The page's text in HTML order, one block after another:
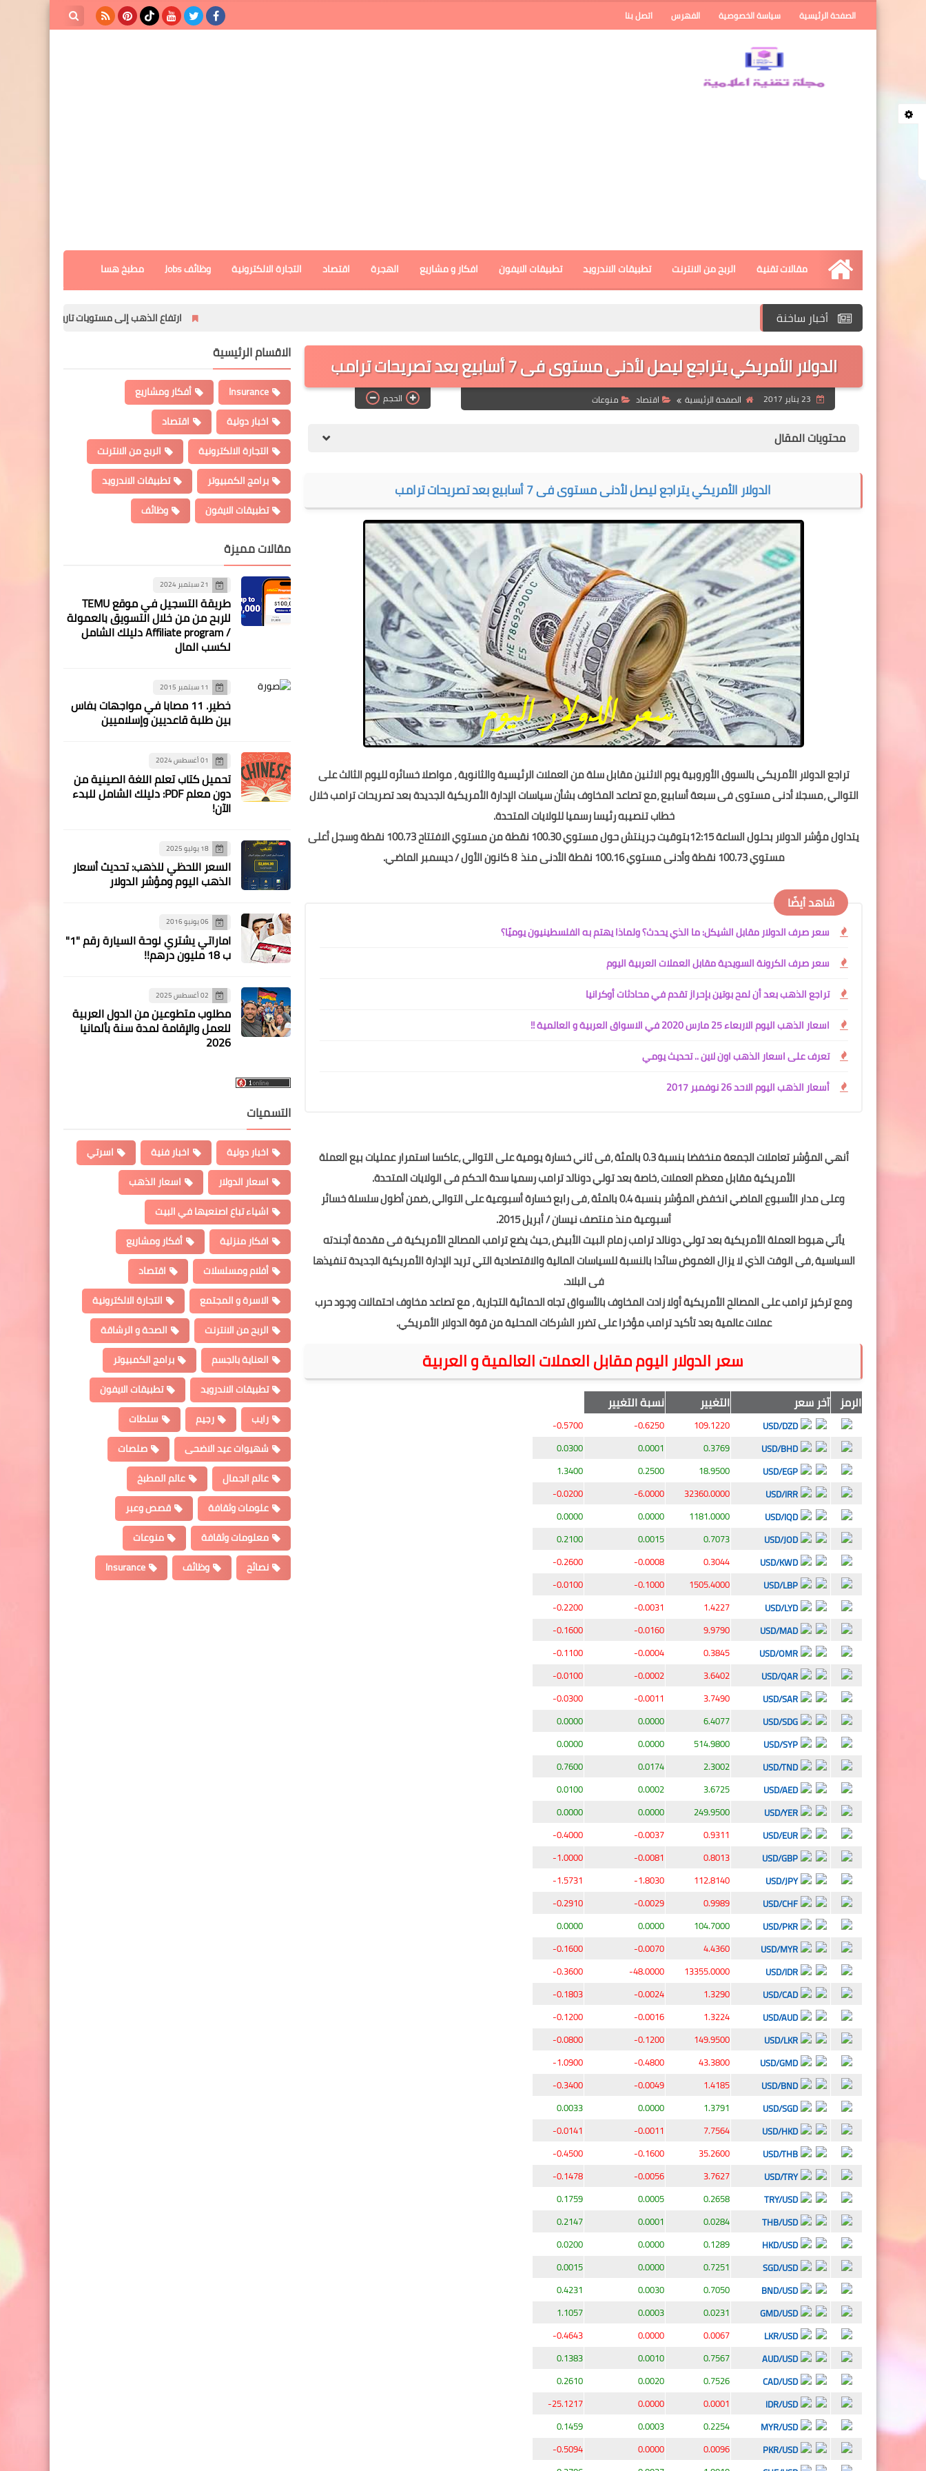
الصفحة الرئيسية سياسة الخصوصية الفهرس اتصل بنا
الرئيسية
مقالات تقنية الربح من الانترنت تطبيقات الاندرويد تطبيقات الايفون افكار و مشاريع الهجرة اقتصاد التجارة الالكترونية وظائف Jobs مطبخ هسا
أخبار ساخنة ارتفاع الذهب إلى مستويات تاريخية بعد فرض الرسوم
الدولار الأمريكي يتراجع ليصل لأدنى مستوى فى 7 أسابيع بعد تصريحات ترامب
الصفحة الرئيسية اقتصاد منوعات الحجم
محتويات المقال
الدولار الأمريكي يتراجع ليصل لأدنى مستوى فى 7 أسابيع بعد تصريحات ترامب
تراجع الدولار الأمريكي بالسوق الأوروبية يوم الاثنين مقابل سلة من العملات الرئيسية والثانوية ، مواصلا خسائره لليوم الثالث على
التوالي ،مسجلا أدنى مستوى فى سبعة أسابيع ،مع تصاعد المخاوف بشأن سياسات الإدارة الأمريكية الجديدة بعد تصريحات ترامب خلال
خطاب تنصيبه رئيسا رسميا للولايات المتحدة.
يتداول مؤشر الدولار بحلول الساعة 12:15بتوقيت جرينتش حول مستوي 100.30 نقطة من مستوي الافتتاح 100.73 نقطة وسجل أعلى
مستوي 100.73 نقطة وأدنى مستوي 100.16 نقطة الأدنى منذ 8 كانون الأول / ديسمبر الماضي.
شاهد أيضًا
سعر صرف الدولار مقابل الشيكل: ما الذي يحدث؟ ولماذا يهتم به الفلسطينيون يوميًا؟
سعر صرف الكرونة السويدية مقابل العملات العربية اليوم
تراجع الذهب بعد أن لمح بوتين بإحراز تقدم في محادثات أوكرانيا
اسعار الذهب اليوم الاربعاء 25 مارس 2020 في الاسواق العربية و العالمية !!
تعرف على اسعار الذهب اون ﻻين .. تحديث يومي
أسعار الذهب اليوم الاحد 26 نوفمبر 2017
أنهي المؤشر تعاملات الجمعة منخفضا بنسبة 0.3 بالمئة ،فى ثاني خسارة يومية على التوالي ،عاكسا استمرار عمليات بيع العملة
الأمريكية مقابل معظم العملات ،خاصة بعد تولي دونالد ترامب رسميا سدة الحكم فى الولايات المتحدة.
وعلى مدار الأسبوع الماضي انخفض المؤشر بنسبة 0.4 بالمئة ،فى رابع خسارة أسبوعية على التوالي ،ضمن أطول سلسلة خسائر
أسبوعية منذ منتصف نيسان / أبريل 2015.
يأتي هبوط العملة الأمريكية بعد تولي دونالد ترامب زمام البيت الأبيض ،حيث يضع ترامب المصالح الأمريكية فى مقدمة أجندته
السياسية ،فى الوقت الذي لا يزال الغموض سائدا بالنسبة للسياسات المالية والاقتصادية التي تريد الإدارة الأمريكية الجديدة تنفيذها
فى البلاد.
ومع تركيز ترامب على المصالح الأمريكية أولا زادت المخاوف بالأسواق تجاه الحمائية التجارية ، مع تصاعد مخاوف احتمالات وجود حرب
عملات عالمية بعد تأكيد ترامب مؤخرا على تضرر الشركات المحلية من قوة الدولار الأمريكي.
سعر الدولار اليوم مقابل العملات العالمية و العربية
الرمز آخر سعر التغيير نسبة التغيير
USD/DZD
109.1220
-0.6250
-0.5700
USD/BHD
0.3769
0.0001
0.0300
USD/EGP
18.9500
0.2500
1.3400
USD/IRR
32360.0000
-6.0000
-0.0200
USD/IQD
1181.0000
0.0000
0.0000
USD/JOD
0.7073
0.0015
0.2100
USD/KWD
0.3044
-0.0008
-0.2600
USD/LBP
1505.4000
-0.1000
-0.0100
USD/LYD
1.4227
-0.0031
-0.2200
USD/MAD
9.9790
-0.0160
-0.1600
USD/OMR
0.3845
-0.0004
-0.1100
USD/QAR
3.6402
-0.0002
-0.0100
USD/SAR
3.7490
-0.0011
-0.0300
USD/SDG
6.4077
0.0000
0.0000
USD/SYP
514.9800
0.0000
0.0000
USD/TND
2.3002
0.0174
0.7600
USD/AED
3.6725
0.0002
0.0100
USD/YER
249.9500
0.0000
0.0000
USD/EUR
0.9311
-0.0037
-0.4000
USD/GBP
0.8013
-0.0081
-1.0000
USD/JPY
112.8140
-1.8030
-1.5731
USD/CHF
0.9989
-0.0029
-0.2910
USD/PKR
104.7000
0.0000
0.0000
USD/MYR
4.4360
-0.0070
-0.1600
USD/IDR
13355.0000
-48.0000
-0.3600
USD/CAD
1.3290
-0.0024
-0.1803
USD/AUD
1.3224
-0.0016
-0.1200
USD/LKR
149.9500
-0.1200
-0.0800
USD/GMD
43.3800
-0.4800
-1.0900
USD/BND
1.4185
-0.0049
-0.3400
USD/SGD
1.3791
0.0000
0.0033
USD/HKD
7.7564
-0.0011
-0.0141
USD/THB
35.2600
-0.1600
-0.4500
USD/TRY
3.7627
-0.0056
-0.1478
TRY/USD
0.2658
0.0005
0.1759
THB/USD
0.0284
0.0001
0.2147
HKD/USD
0.1289
0.0000
0.0200
SGD/USD
0.7251
0.0000
0.0015
BND/USD
0.7050
0.0030
0.4231
GMD/USD
0.0231
0.0003
1.1057
LKR/USD
0.0067
0.0000
-0.4643
AUD/USD
0.7567
0.0010
0.1383
CAD/USD
0.7526
0.0020
0.2610
IDR/USD
0.0001
0.0000
-25.1217
MYR/USD
0.2254
0.0003
0.1459
PKR/USD
0.0096
0.0000
-0.5094
الاقسام الرئيسية
Insurance
أفكار ومشاريع
اخبار دولية
اقتصاد
التجارة الالكترونية
الربح من الانترنت
برامج الكمبيوتر
تطبيقات الاندرويد
تطبيقات الايفون
وظائف
مقالات مميزة
21 سبتمبر 2024
طريقة التسجيل في موقع TEMU
للربح من من خلال التسويق بالعمولة
/ Affiliate program دليلك الشامل
لكسب المال
11 سبتمبر 2015
خطير. 11 مصابا في مواجهات بفاس
بين طلبة قاعديين وإسلاميين
01 أغسطس 2024
تحميل كتاب تعلم اللغة الصينية من
دون معلم PDF: دليلك الشامل للبدء
الآن!
18 يوليو 2025
السعر اللحظي للذهب: تحديث أسعار
الذهب اليوم ومؤشر الدولار
06 يونيو 2016
اماراتي يشتري لوحة السيارة رقم "1"
ب 18 مليون درهم!!
02 أغسطس 2025
مطلوب متطوعين من الدول العربية
للعمل والإقامة لمدة سنة بألمانيا
2026
التسميات
اخبار دولية اخبار فنية
اسرتي
اسعار الدولار
اسعار الذهب
اشياء تباع اصنعيها في البيت
افكار منزلية
أفكار ومشاريع
أفلام ومسلسلات
اقتصاد
الاسرة و المجتمع
التجارة الالكترونية
الربح من الانترنت
الصحة و الرشاقة
العناية بالجسم
برامج الكمبيوتر
تطبيقات الاندرويد
تطبيقات الايفون
رايب
رجيم
سلطات
شهيوات عيد الاضحى
صلصات
عالم الجمال
عالم المطبخ
علومات وثقافة
قصص وعبر
معلومات وثقافة
منوعات
نصائح
وظائف Insurance